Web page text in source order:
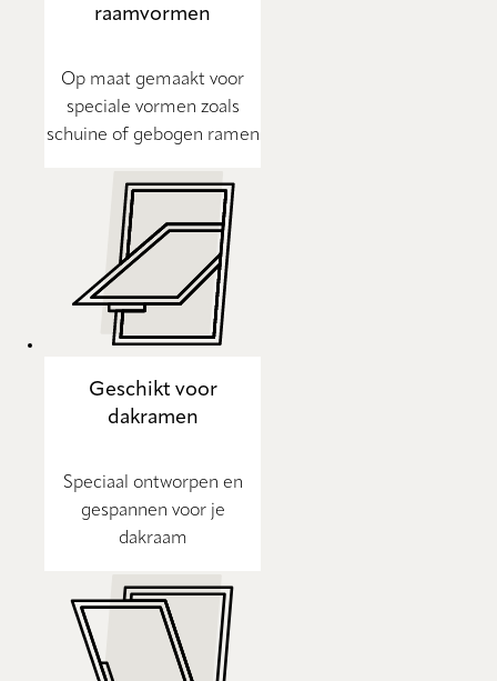
raamvormen
Op maat gemaakt voor
speciale vormen zoals
schuine of gebogen ramen
Geschikt voor
dakramen
Speciaal ontworpen en
gespannen voor je
dakraam